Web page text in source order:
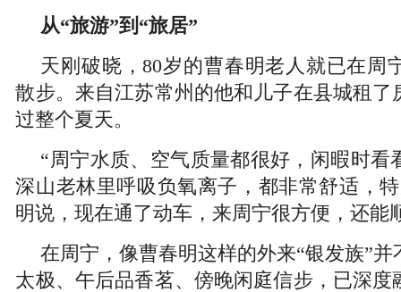
从“旅游”到“旅居”
天刚破晓，80岁的曹春明老人就已在周
散步。来自江苏常州的他和儿子在县城租了
过整个夏天。
“周宁水质、空气质量都很好，闲暇时看
深山老林里呼吸负氧离子，都非常舒适，
明说，现在通了动车，来周宁很方便，还能
在周宁，像曹春明这样的外来“银发族”
太极、午后品香茗、傍晚闲庭信步，已深度